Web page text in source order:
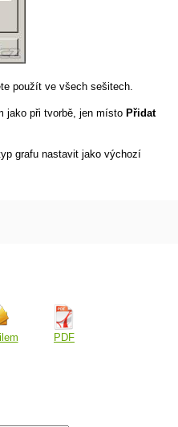
použít ve všech sešitech.
jako při tvorbě, jen místo Přidat
grafu nastavit jako výchozí
PDF